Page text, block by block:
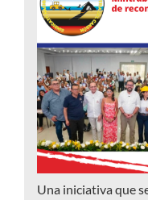
Una iniciativa que